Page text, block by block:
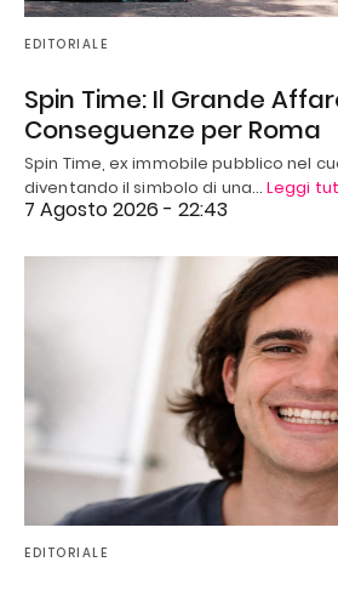
EDITORIALE
Spin Time: Il Grande
Conseguenze per Roma
Spin Time, ex immobile pubblico nel
diventando il simbolo di una…Leggi
7 Agosto 2026 - 22:43
EDITORIALE